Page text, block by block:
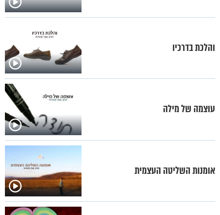
והלכת בדרכיו
עוצמה של מילה
אומנות השליטה העצמית